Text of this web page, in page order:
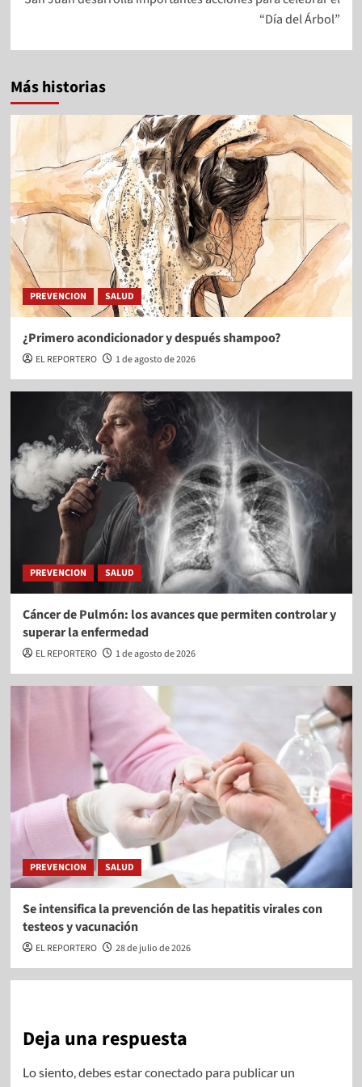
“Día del Árbol”
Más historias
PREVENCION SALUD
¿Primero acondicionador y después shampoo?
EL REPORTERO 1 de agosto de 2026
PREVENCION SALUD
Cáncer de Pulmón: los avances que permiten controlar y
superar la enfermedad
EL REPORTERO 1 de agosto de 2026
PREVENCION SALUD
Se intensifica la prevención de las hepatitis virales con
testeos y vacunación
EL REPORTERO 28 de julio de 2026
Deja una respuesta
Lo siento, debes estarconectadopara publicar un